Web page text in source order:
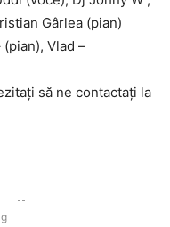
Gârlea (pian)
(pian), Vlad –
să ne contactați la